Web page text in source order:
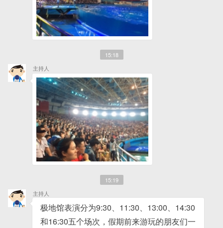
15:18
主持人
15:19
主持人
极地馆表演分为9:30、11:30、13:00、14:30
和16:30五个场次，假期前来游玩的朋友们一